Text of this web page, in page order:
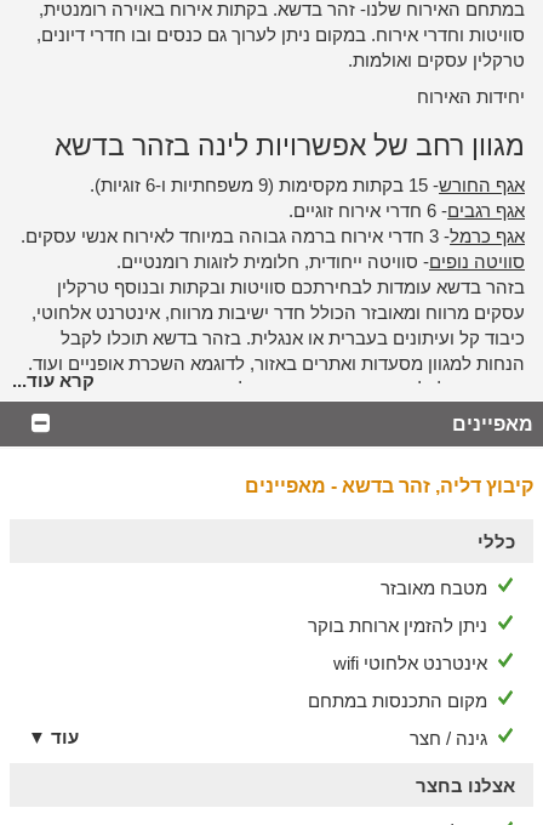
במתחם האירוח שלנו- זהר בדשא. בקתות אירוח באוירה רומנטית,
סוויטות וחדרי אירוח. במקום ניתן לערוך גם כנסים ובו חדרי דיונים,
טרקלין עסקים ואולמות.
יחידות האירוח
מגוון רחב של אפשרויות לינה בזהר בדשא
אגף החורש- 15 בקתות מקסימות (9 משפחתיות ו-6 זוגיות).
אגף רגבים- 6 חדרי אירוח זוגיים.
אגף כרמל- 3 חדרי אירוח ברמה גבוהה במיוחד לאירוח אנשי עסקים.
סוויטה נופים- סוויטה ייחודית, חלומית לזוגות רומנטיים.
בזהר בדשא עומדות לבחירתכם סוויטות ובקתות ובנוסף טרקלין
עסקים מרווח ומאובזר הכולל חדר ישיבות מרווח, אינטרנט אלחוטי,
כיבוד קל ועיתונים בעברית או אנגלית. בזהר בדשא תוכלו לקבל
הנחות למגוון מסעדות ואתרים באזור, לדוגמא השכרת אופניים ועוד.
כמו כן תוכלו ליהנות מתכנית מיוחדת לאירוח חברות ואנשי עסקים,
המעניק תרבות חדשה לעסקים ברמה גבוהה.
ארוחת בוקר
ארוחת בוקר עשירה כלולה באירוח
אנו מציעים ארוחות בוקר מגוונות ועשירות מהמטבח הכפרי שלנו.
כבושים, פנקייקים ודגני בוקר, פינת חמוצים ביתיים, עוגות הבית
ומגוון ריבות ביתיות (בהתאם לעונה), ביצה על פי בחירה ועוד מבחר
מפתיע המתחדש מדי יום.
ארוחת הבוקר שלנו פתוחה לנופשי המקום וגם לקהל הרחב (בתיאום
מראש).
ארוחות בשריות במסעדת הבית
זהר בדשא וקייטרינג "בוקר יזרעאלי- חוויה קולינרית מעמק יזרעאל"
קרא עוד...
מאפיינים
קיבוץ דליה, זהר בדשא - מאפיינים
כללי
מטבח מאובזר
ניתן להזמין ארוחת בוקר
אינטרנט אלחוטי wifi
מקום התכנסות במתחם
גינה / חצר
עוד ▼
אצלנו בחצר